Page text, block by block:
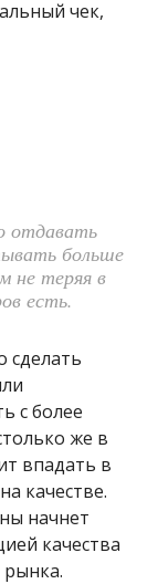
чек,
отдавать
больше
не теряя в
есть.
сделать
с более
же в
впадать в
качестве.
начнет
качества
рынка.